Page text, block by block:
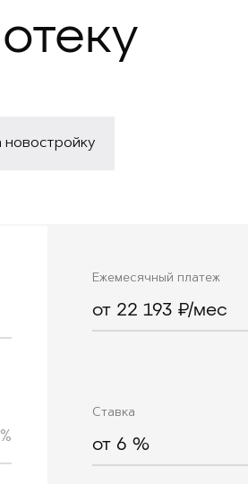
новостройку
Ежемесячный платеж
от 22 193 ₽/мес
Ставка
от 6 %